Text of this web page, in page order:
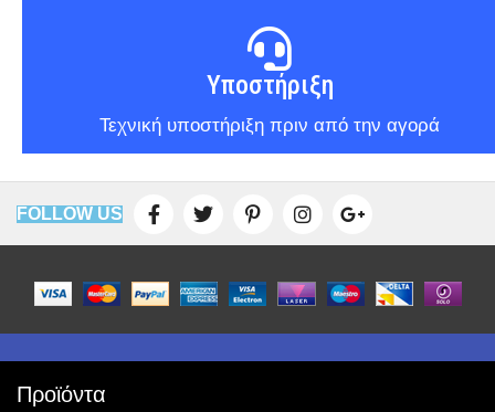
Υποστήριξη
Τεχνική υποστήριξη πριν από την αγορά
FOLLOW US
Προϊόντα